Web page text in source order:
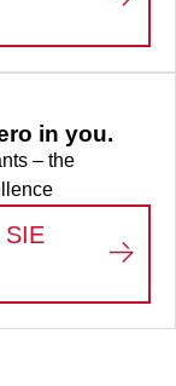
in you.
– the
SIE
SEE THE